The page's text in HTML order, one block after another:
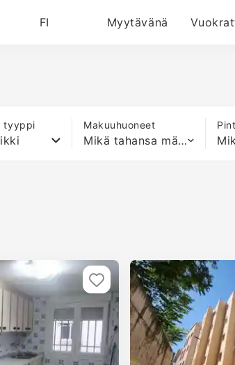
FI Myytävänä
tyyppi Makuuhuoneet
Mikä tahansa määrä sänkyjä